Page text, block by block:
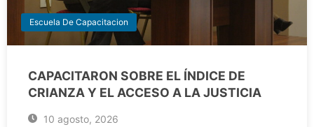
Escuela De Capacitacion
CAPACITARON SOBRE EL ÍNDICE DE
CRIANZA Y EL ACCESO A LA JUSTICIA
10 agosto, 2026